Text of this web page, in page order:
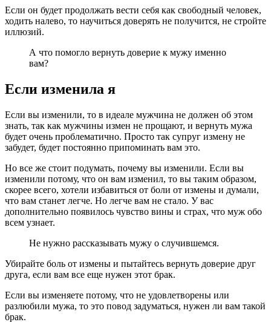
Если он будет продолжать вести себя как свободный человек,
ходить налево, то научиться доверять не получится, не стройте
иллюзий.
А что помогло вернуть доверие к мужу именно
вам?
Если изменила я
Если вы изменили, то в идеале мужчина не должен об этом
знать, так как мужчины измен не прощают, и вернуть мужа
будет очень проблематично. Просто так супруг измену не
забудет, будет постоянно припоминать вам это.
Но все же стоит подумать, почему вы изменили. Если вы
изменили потому, что он вам изменил, то вы таким образом,
скорее всего, хотели избавиться от боли от измены и думали,
что вам станет легче. Но легче вам не стало. У вас
дополнительно появилось чувство вины и страх, что муж обо
всем узнает.
Не нужно рассказывать мужу о случившемся.
Убирайте боль от измены и пытайтесь вернуть доверие друг
друга, если вам все еще нужен этот брак.
Если вы изменяете потому, что не удовлетворены или
разлюбили мужа, то это повод задуматься, нужен ли вам такой
брак.